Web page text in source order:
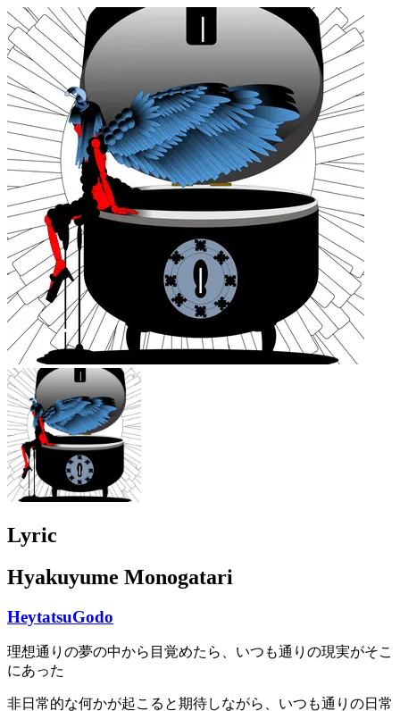
Lyric
Hyakuyume Monogatari
HeytatsuGodo
理想通りの夢の中から目覚めたら、いつも通りの現実がそこ
にあった
非日常的な何かが起こると期待しながら、いつも通りの日常